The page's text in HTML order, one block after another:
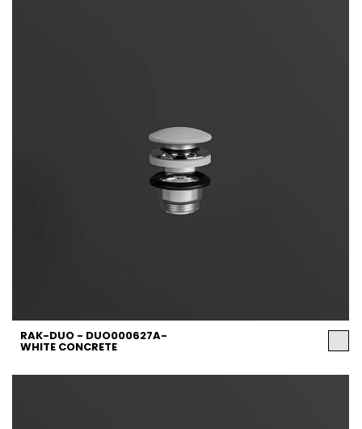
RAK-DUO - DUO000627A-
WHITE CONCRETE